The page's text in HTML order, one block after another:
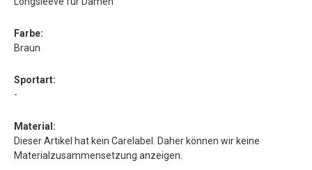
Farbe:
Braun
Sportart:
-
Material:
Dieser Artikel hat kein Carelabel. Daher können wir keine
Materialzusammensetzung anzeigen.